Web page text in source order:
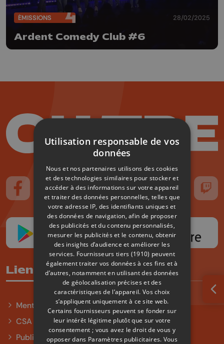
ÉMISSIONS 28/02/2025
Ardent Comedy Club #6
Suivez-nous sur FaceBook
Suivez-nous sur Instagram
Suivez-nous sur TikTokSuivez-nous sur YouTube
Suivez-nous
Liens utiles
Mentions légales
CSA
Publicité
Utilisation responsable de vos
données
Nous et nos partenaires utilisons des cookies
et des technologies similaires pour stocker et
accéder à des informations sur votre appareil
et traiter des données personnelles, telles que
votre adresse IP, des identifiants uniques et
des données de navigation, afin de proposer
des publicités et du contenu personnalisés,
mesurer les publicités et le contenu, obtenir
des insights d’audience et améliorer les
services. Fournisseurs tiers (1910) peuvent
également traiter vos données à ces fins et à
d’autres, notamment en utilisant des données
de géolocalisation précises et des
caractéristiques de l’appareil. Vos choix
s’appliquent uniquement à ce site web.
Certains fournisseurs peuvent se fonder sur
leur intérêt légitime plutôt que sur votre
consentement ; vous avez le droit de vous y
opposer dans Paramètres publicitaires. Vous